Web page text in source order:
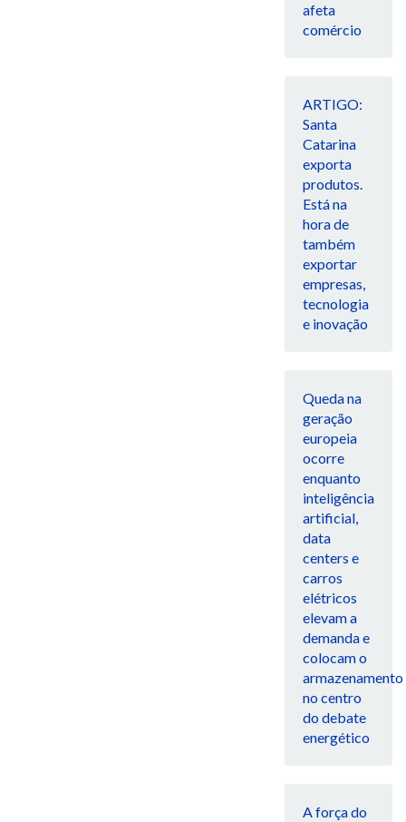
afeta
comércio
ARTIGO:
Santa
Catarina
exporta
produtos.
Está na
hora de
também
exportar
empresas,
tecnologia
e inovação
Queda na
geração
europeia
ocorre
enquanto
inteligência
artificial,
data
centers e
carros
elétricos
elevam a
demanda e
colocam o
armazenamento
no centro
do debate
energético
A força do